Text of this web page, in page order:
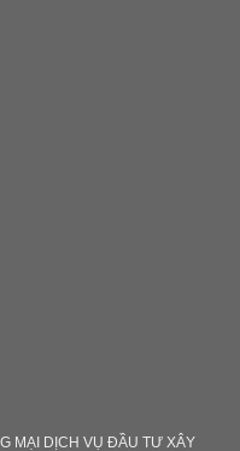
MẠI DỊCH VỤ ĐẦU TƯ XÂY